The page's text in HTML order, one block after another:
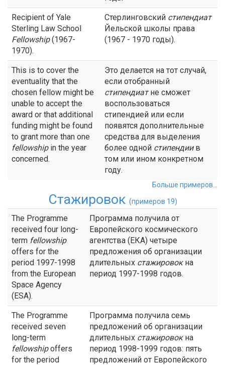
Recipient of Yale
Sterling Law School
Fellowship(1967-
1970).
Стерлинговский стипендиат
Йельской школы права
(1967 - 1970 годы).
This is to cover the
eventuality that the
chosen fellow might be
unable to accept the
award or that additional
funding might be found
to grant more than one
fellowshipin the year
concerned.
Это делается на тот случай,
если отобранный
стипендиатне сможет
воспользоваться
стипендией или если
появятся дополнительные
средства для выделения
более одной стипендиив
том или ином конкретном
году.
Больше примеров...
Стажировок (примеров 19)
The Programme
received four long-
term fellowship
offers for the
period 1997-1998
from the European
Space Agency
(ESA).
Программа получила от
Европейского космического
агентства (ЕКА) четыре
предложения об организации
длительных стажировокна
период 1997-1998 годов.
The Programme
received seven
long-term
fellowshipoffers
for the period
Программа получила семь
предложений об организации
длительных стажировокна
период 1998-1999 годов: пять
предложений от Европейского